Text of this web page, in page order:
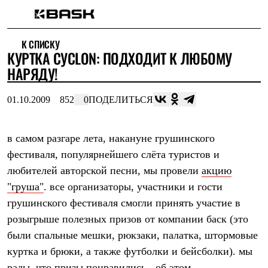
Интернет-магазин
Мужская одежда
Утепленная пухом
Куртки
Жилеты
Куртки
Штормовая одежда
Куртки
Брюки
Софтшелл одежда
Куртки
Брюки
Флисовая одежда
Куртки
Брюки
К СПИСКУ
КУРТКА СУСLON: ПОДХОДИТ К ЛЮБОМУ
НАРЯДУ!
01.10.2009 852 0ПОДЕЛИТЬСЯ
в самом разгаре лета, накануне грушинского
фестиваля, популярнейшего слёта туристов и
любителей авторской песни, мы провели акцию
"груша". все организаторы, участники и гости
грушинского фестиваля смогли принять участие в
розыгрыше полезных призов от компании баск (это
были спальные мешки, рюкзаки, палатка, штормовые
куртка и брюки, а также футболки и бейсболки). мы